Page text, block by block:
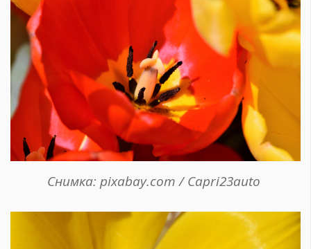
Снимка: pixabay.com / Capri23auto